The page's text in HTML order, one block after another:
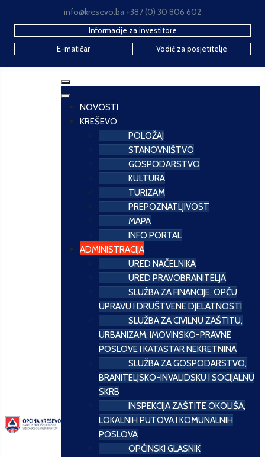
info@kresevo.ba +387 (0) 30 806 602
Informacije za investitore
E-matičar
Vodič za posjetitelje
NOVOSTI
KREŠEVO
POLOŽAJ
STANOVNIŠTVO
GOSPODARSTVO
KULTURA
TURIZAM
PREPOZNATLJIVOST
MAPA
INFO PORTAL
ADMINISTRACIJA
URED NAČELNIKA
URED PRAVOBRANITELJA
SLUŽBA ZA FINANCIJE, OPĆU
UPRAVU I DRUŠTVENE DJELATNOSTI
SLUŽBA ZA CIVILNU ZAŠTITU,
URBANIZAM, IMOVINSKO-PRAVNE
POSLOVE I KATASTAR NEKRETNINA
SLUŽBA ZA GOSPODARSTVO,
BRANITELJSKO-INVALIDSKU I SOCIJALNU
SKRB
INSPEKCIJA ZAŠTITE OKOLIŠA,
LOKALNIH PUTOVA I KOMUNALNIH
POSLOVA
OPĆINSKI GLASNIK